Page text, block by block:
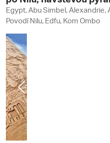
Egypt, Abu Simbel, Alexandrie,
Povodí Nilu, Edfu, Kom Ombo
Previous